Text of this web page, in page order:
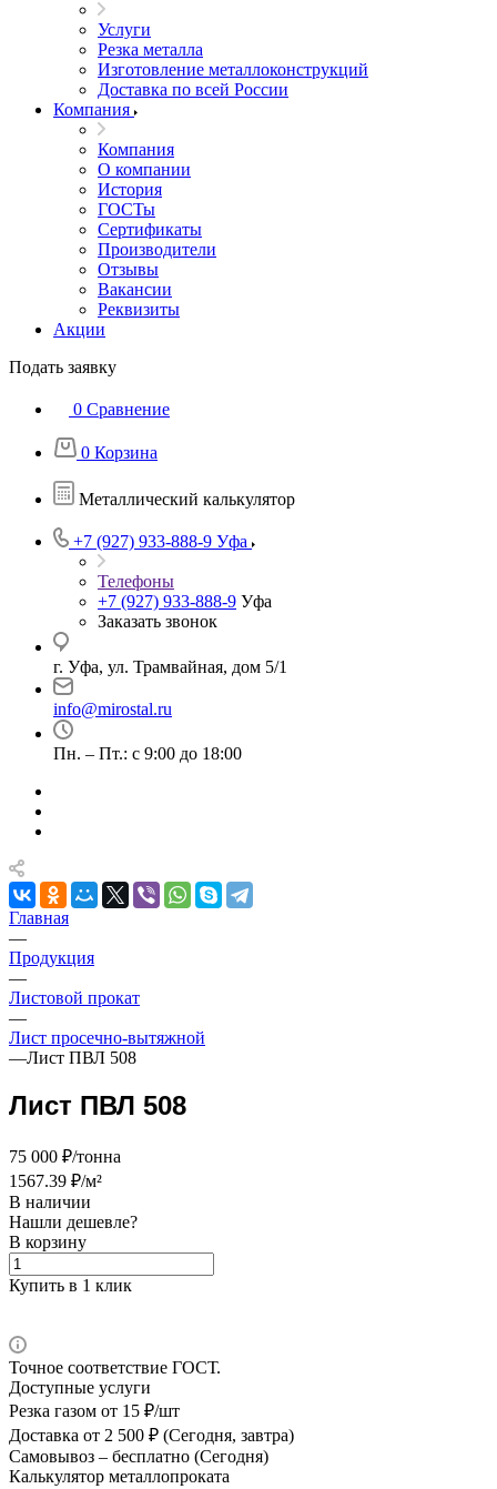
Услуги
Резка металла
Изготовление металлоконструкций
Доставка по всей России
Компания
Компания
О компании
История
ГОСТы
Сертификаты
Производители
Отзывы
Вакансии
Реквизиты
Акции
Подать заявку
0 Сравнение
0 Корзина
Металлический калькулятор
+7 (927) 933-888-9 Уфа
Телефоны
+7 (927) 933-888-9 Уфа
Заказать звонок
г. Уфа, ул. Трамвайная, дом 5/1
info@mirostal.ru
Пн. – Пт.: с 9:00 до 18:00
Главная
—
Продукция
—
Листовой прокат
—
Лист просечно-вытяжной
—Лист ПВЛ 508
Лист ПВЛ 508
75 000 ₽/тонна
1567.39 ₽/м²
В наличии
Нашли дешевле?
В корзину
Купить в 1 клик
Точное соответствие ГОСТ.
Доступные услуги
Резка газом от 15 ₽/шт
Доставка от 2 500 ₽ (Сегодня, завтра)
Самовывоз – бесплатно (Сегодня)
Калькулятор металлопроката